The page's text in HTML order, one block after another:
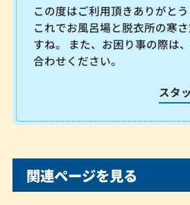
この度はご利用頂きありがとう
これでお風呂場と脱衣所の寒
すね。 また、お困り事の際は
合わせください。
スタ
関連ページを見る